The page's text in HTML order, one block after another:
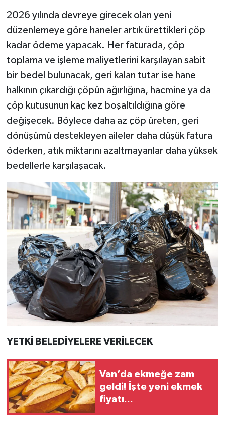
2026 yılında devreye girecek olan yeni
düzenlemeye göre haneler artık ürettikleri çöp
kadar ödeme yapacak. Her faturada, çöp
toplama ve işleme maliyetlerini karşılayan sabit
bir bedel bulunacak, geri kalan tutar ise hane
halkının çıkardığı çöpün ağırlığına, hacmine ya da
çöp kutusunun kaç kez boşaltıldığına göre
değişecek. Böylece daha az çöp üreten, geri
dönüşümü destekleyen aileler daha düşük fatura
öderken, atık miktarını azaltmayanlar daha yüksek
bedellerle karşılaşacak.
YETKİ BELEDİYELERE VERİLECEK
Van’da ekmeğe zam
geldi! İşte yeni ekmek
fiyatı...